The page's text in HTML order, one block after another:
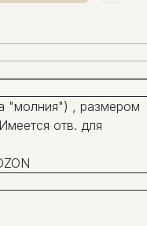
"молния") , размером
отв. для